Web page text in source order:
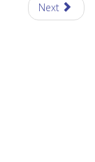
Next